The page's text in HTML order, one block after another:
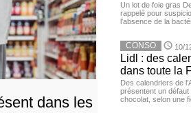
dans les
Un lot de foie gras
rappelé pour
l'absence de la
CONSO 10/
Lidl : des
dans toute la
Des calendriers de
présentent un défaut
chocolat, selon une